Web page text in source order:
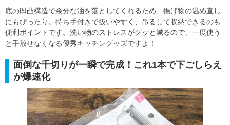
底の凹凸構造で余分な油を落としてくれるため、揚げ物の温め直し
にもぴったり。持ち手付きで扱いやすく、吊るして収納できるのも
便利ポイントです。洗い物のストレスがグッと減るので、一度使う
と手放せなくなる優秀キッチングッズですよ！
面倒な千切りが一瞬で完成！これ1本で下ごしらえ
が爆速化